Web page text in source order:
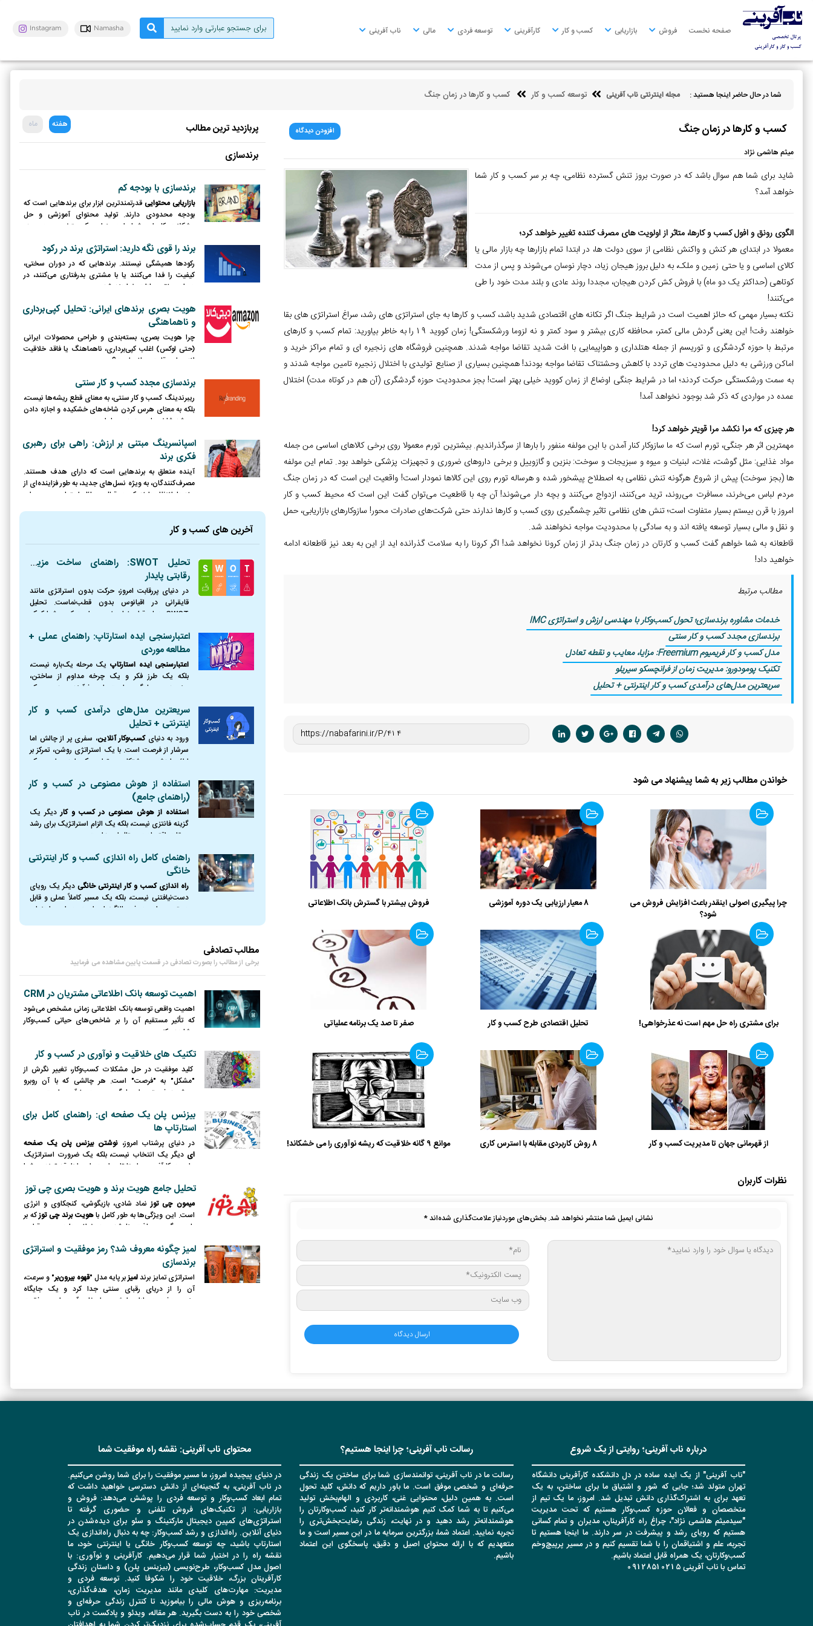
صفحه
نخست
فروش
کارآفرینی
توسعه
آفرینی
صفحه نخست فروش بازاریابی کسب و کار کارآفرینی توسعه فردی مالی ناب آفرینی Instagram Namasha
شما در حال حاضر اینجا هستید : مجله اینترنتی ناب آفرینی توسعه کسب و کار کسب و کارها در زمان جنگ
کسب و کارها در زمان جنگ افزودن دیدگاه
میثم هاشمی نژاد
شاید برای شما هم سوال باشد که در صورت بروز تنش گسترده نظامی، چه بر سر کسب و کار شما
خواهد آمد؟
الگوی رونق و افول کسب و کارها، متاثر از اولویت های مصرف کننده تغییر خواهد کرد؛
معمولا در ابتدای هر کنش و واکنش نظامی از سوی دولت ها، در ابتدا تمام بازارها چه بازار مالی یا
کالای اساسی و یا حتی زمین و ملک، به دلیل بروز هیجان زیاد، دچار نوسان می‌شوند و پس از مدت
کوتاهی (حداکثر یک دو ماه) با فروش کش کردن هیجان، مجددا روند عادی و بلند مدت خود را طی
می‌کنند!
نکته بسیار مهمی که حائز اهمیت است در شرایط جنگ اگر تکانه های اقتصادی شدید باشد، کسب و کارها به جای استراتژی های رشد، سراغ استراتژی های بقا
خواهند رفت! این یعنی گردش مالی کمتر، محافظه کاری بیشتر و سود کمتر و نه لزوما ورشکستگی! زمان کووید 19 را به خاطر بیاورید: تمام کسب و کارهای
مرتبط با حوزه گردشگری و توریسم از جمله هتلداری و هواپیمایی با افت شدید تقاضا مواجه شدند. همچنین فروشگاه های زنجیره ای و تمام مراکز خرید و
اماکن ورزشی به دلیل محدودیت های تردد با کاهش وحشتناک تقاضا مواجه بودند! همچنین بسیاری از صنایع تولیدی با اختلال زنجیره تامین مواجه شدند و
به سمت ورشکستگی حرکت کردند؛ اما در شرایط جنگی اوضاع از زمان کووید خیلی بهتر است! بجز محدودیت حوزه گردشگری (آن هم در کوتاه مدت) اختلال
عمده در مواردی که ذکر شد بوجود نخواهد آمد!
هر چیزی که مرا نکشد مرا قویتر خواهد کرد!
مهمترین اثر هر جنگی، تورم است که ما سازوکار کنار آمدن با این مولفه منفور را بارها از سرگذراندیم. بیشترین تورم معمولا روی برخی کالاهای اساسی من جمله
مواد غذایی: مثل گوشت، غلات، لبنیات و میوه و سبزیجات و سوخت: بنزین و گازوییل و برخی داروهای ضروری و تجهیزات پزشکی خواهد بود. تمام این مولفه
ها (بجز سوخت) پیش از شروع هرگونه تنش نظامی به اصطلاح پیشخور شده و هرساله تورم روی این کالاها نمودار است! واقعیت این است که در زمان جنگ
مردم لباس می‌خرند، مسافرت می‌روند، ترید می‌کنند، ازدواج می‌کنند و بچه دار می‌شوند! آن چه با قاطعیت می‌توان گفت این است که محیط کسب و کار
امروز با قرن بیستم بسیار متفاوت است؛ تنش های نظامی تاثیر چشمگیری روی کسب و کارها ندارند حتی شرکت‌های صادرات محور! سازوکارهای بازاریابی، حمل
و نقل و مالی بسیار توسعه یافته اند و به سادگی با محدودیت مواجه نخواهند شد.
قاطعانه به شما خواهم گفت کسب و کارتان در زمان جنگ بدتر از زمان کرونا نخواهد شد! اگر کرونا را به سلامت گذرانده اید از این به بعد نیز قاطعانه ادامه
خواهید داد!
مطالب مرتبط
خدمات مشاوره برندسازی؛ تحول کسب‌وکار با مهندسی ارزش و استراتژی IMC
برندسازی مجدد کسب و کار سنتی
مدل کسب و کار فریمیوم Freemium: مزایا، معایب و نقطه تعادل
تکنیک پومودورو: مدیریت زمان از فرانچسکو سیریلو
سریعترین مدل‌های درآمدی کسب و کار اینترنتی + تحلیل
خواندن مطالب زیر به شما پیشنهاد می شود
چرا پیگیری اصولی اینقدر باعث افزایش فروش می
شود؟
8 معیار ارزیابی یک دوره آموزشی فروش بیشتر با گسترش بانک اطلاعاتی
برای مشتری راه حل مهم است نه عذرخواهی! تحلیل اقتصادی طرح کسب و کار صفر تا صد یک برنامه عملیاتی
از قهرمانی جهان تا مدیریت کسب و کار 8 روش کاربردی مقابله با استرس کاری موانع 9 گانه خلاقیت که ریشه نوآوری را می خشکاند!
نظرات کاربران
نشانی ایمیل شما منتشر نخواهد شد. بخش‌های موردنیاز علامت‌گذاری شده‌اند*
پربازدید ترین مطالب هفته ماه
برندسازی
برندسازی با بودجه کم
بازاریابی محتوایی قدرتمندترین ابزار برای برندهایی است که
بودجه محدودی دارند. تولید محتوای آموزشی و حل
مشکلات کاربران، شما را به عنوان یک متخصص در حوزه
برند را قوی نگه دارید: استراتژی برند در رکود
رکودها همیشگی نیستند. برندهایی که در دوران سختی،
کیفیت را فدا می‌کنند یا با مشتری بدرفتاری می‌کنند، در
دوران رونق مجازات خواهند شد.
هویت بصری برندهای ایرانی: تحلیل کپی‌برداری
و ناهماهنگی
چرا هویت بصری، بسته‌بندی و طراحی محصولات ایرانی
(حتی لوکس) اغلب کپی‌برداری، ناهماهنگ یا فاقد خلاقیت
لازم برای رقابت جهانی است؟
برندسازی مجدد کسب و کار سنتی
ریبرندینگ کسب و کار سنتی، به معنای قطع ریشه‌ها نیست،
بلکه به معنای هرس کردن شاخه‌های خشکیده و اجازه دادن
به رشد شاخه‌های جدید و پربار است.
اسپانسرینگ مبتنی بر ارزش: راهی برای رهبری
فکری برند
آینده متعلق به برندهایی است که دارای هدف هستند.
مصرف‌کنندگان، به ویژه نسل‌های جدید، به طور فزاینده‌ای از
برندها انتظار دارند که در قبال مسائل اجتماعی و محیطی
آخرین های کسب و کار
تحلیل SWOT: راهنمای ساخت مزیت
رقابتی پایدار
در دنیای پررقابت امروز، حرکت بدون استراتژی مانند
قایقرانی در اقیانوس بدون قطب‌نماست. تحلیل
SWOT همان قطب‌نمای ضروری است که به شما کمک
(تهدیدها) دوری کنید،
اعتبارسنجی ایده استارتاپ: راهنمای عملی +
مطالعه موردی
اعتبارسنجی ایده استارتاپ یک مرحله یک‌باره نیست،
بلکه یک طرز فکر و یک چرخه مداوم از ساختن،
سنجیدن و یادگیری است. این فرآیند، مرز بین یک
می‌کند.
سریعترین مدل‌های درآمدی کسب و کار
اینترنتی + تحلیل
ورود به دنیایکسب‌وکار آنلاین، سفری پر از چالش اما
سرشار از فرصت است. با یک استراتژی روشن، تمرکز بر
ارائه ارزش و پشتکار، می‌توان یک ایده را به یک
استفاده از هوش مصنوعی در کسب و کار
(راهنمای جامع)
استفاده از هوش مصنوعی در کسب و کاردیگر یک
گزینه فانتزی نیست، بلکه یک الزام استراتژیک برای رشد
و بقا در اقتصاد دیجیتال امروز است.
راهنمای کامل راه اندازی کسب و کار اینترنتی
خانگی
راه اندازی کسب و کار اینترنتی خانگیدیگر یک رویای
دست‌نیافتنی نیست، بلکه یک مسیر کاملاً عملی و قابل
دسترس برای هر فرد باانگیزه‌ای است. در این راهنمای
مطالب تصادفی
برخی از مطالب را بصورت تصادفی در قسمت پایین مشاهده می فرمایید
اهمیت توسعه بانک اطلاعاتی مشتریان در CRM
اهمیت واقعی توسعه بانک اطلاعاتی زمانی مشخص می‌شود
که تأثیر مستقیم آن را بر شاخص‌های حیاتی کسب‌وکار
مشاهده کنیم.
تکنیک های خلاقیت و نوآوری در کسب و کار
کلید موفقیت در حل مشکلات کسب‌وکار، تغییر نگرش از
"مشکل" به "فرصت" است. هر چالشی که با آن روبرو
می‌شوید، فرصتی برای یادگیری، بهبود و نوآوری است.
بیزنس پلن یک صفحه ای: راهنمای کامل برای
استارتاپ ها
در دنیای پرشتاب امروز،نوشتن بیزنس پلن یک صفحه
ای دیگر یک انتخاب نیست، بلکه یک ضرورت استراتژیک
برای هر کارآفرین و استارتاپی است. این ابزار قدرتمند به شما
درجه و شفاف از ایده خود به دست آورید.
تحلیل جامع هویت برند و هویت بصری چی توز
میمون چی توزنماد شادی، بازیگوشی، کنجکاوی و انرژی
است. این ویژگی‌ها به طور کامل باهویت برند چی توزکه بر
پایه سرگرمی و لذت بنا شده، همخوانی دارد و به برقراری
کمک می‌کند.
لمیز چگونه معروف شد؟ رمز موفقیت و استراتژی
برندسازی
استراتژی تمایز برندلمیزبر پایه مدل "قهوه بیرون‌بر" و سرعت،
آن را از دریای رقبای سنتی جدا کرد و یک جایگاه
منحصربه‌فرد در بازار برایش به ارمغان آورد. این موفقیت
درباره ناب آفرینی؛ روایتی از یک شروع
"ناب آفرینی" از یک ایده ساده در دل دانشکده کارآفرینی دانشگاه
تهران متولد شد؛ جایی که شور و اشتیاق ما برای ساختن، به یک
تعهد برای به اشتراک‌گذاری دانش تبدیل شد. امروز، ما یک تیم از
متخصصان و فعالان حوزه کسب‌وکار هستیم که تحت مدیریت
"سیدمیثم هاشمی نژاد"، چراغ راه کارآفرینان، مدیران و تمام کسانی
هستیم که رویای رشد و پیشرفت در سر دارند. ما اینجا هستیم تا
تجربه، علم و اشتیاقمان را با شما تقسیم کنیم و در مسیر پرپیچ‌وخم
کسب‌وکارتان، یک همراه قابل اعتماد باشیم.
تماس با ناب آفرینی 09128510215
رسالت ناب آفرینی؛ چرا اینجا هستیم؟
رسالت ما در ناب آفرینی، توانمندسازی شما برای ساختن یک زندگی
حرفه‌ای و شخصی موفق است. ما باور داریم که دانش، کلید تحول
است. به همین دلیل، محتوایی غنی، کاربردی و الهام‌بخش تولید
می‌کنیم تا به شما کمک کنیم هوشمندانه‌تر کار کنید، کسب‌وکارتان را
هوشمندانه‌تر رشد دهید و در نهایت، زندگی رضایت‌بخش‌تری را
تجربه نمایید. اعتماد شما، بزرگترین سرمایه ما در این مسیر است و ما
متعهدیم که با ارائه محتوای اصیل و دقیق، پاسخگوی این اعتماد
باشیم.
محتوای ناب آفرینی: نقشه راه موفقیت شما
در دنیای پیچیده امروز، ما مسیر موفقیت را برای شما روشن می‌کنیم.
در ناب آفرینی، به گنجینه‌ای از دانش دسترسی خواهید داشت که
تمام ابعاد کسب‌وکار و توسعه فردی را پوشش می‌دهد: فروش و
بازاریابی: از تکنیک‌های فروش تلفنی و حضوری گرفته تا
استراتژی‌های کمپین دیجیتال مارکتینگ و سئو برای دیده‌شدن در
دنیای آنلاین. راه‌اندازی و رشد کسب‌وکار: چه به دنبال راه‌اندازی یک
استارتاپ باشید، چه توسعه کسب‌وکار خانگی یا اینترنتی خود، ما
نقشه راه را در اختیار شما قرار می‌دهیم. کارآفرینی و نوآوری: با
اصول مدل کسب‌وکار، طرح‌نویسی (بیزینس پلن) و داستان زندگی
کارآفرینان بزرگ، خلاقیت خود را شکوفا کنید. توسعه فردی و
مدیریت: مهارت‌های کلیدی مانند مدیریت زمان، هدف‌گذاری،
برنامه‌ریزی و هوش مالی را بیاموزید تا کنترل زندگی حرفه‌ای و
شخصی خود را به دست بگیرید. هر مقاله، ویدئو و پادکست در ناب